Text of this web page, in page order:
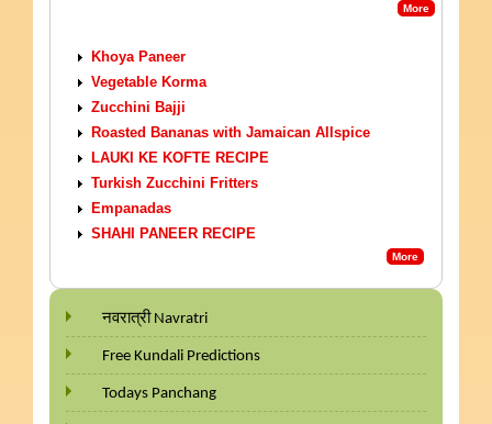
More
Khoya Paneer
Vegetable Korma
Zucchini Bajji
Roasted Bananas with Jamaican Allspice
LAUKI KE KOFTE RECIPE
Turkish Zucchini Fritters
Empanadas
SHAHI PANEER RECIPE
More
नवरात्री Navratri
Free Kundali Predictions
Todays Panchang